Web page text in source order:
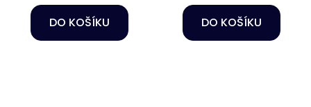
DO KOŠÍKU DO KOŠÍKU